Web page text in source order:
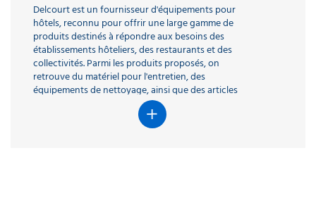
Delcourt est un fournisseur d'équipements pour
hôtels, reconnu pour offrir une large gamme de
produits destinés à répondre aux besoins des
établissements hôteliers, des restaurants et des
collectivités. Parmi les produits proposés, on
retrouve du matériel pour l'entretien, des
équipements de nettoyage, ainsi que des articles
pour le confort des chambres et des espaces